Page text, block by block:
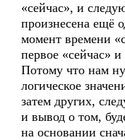
«сейчас», и
произнесена ещё
момент времени
первое «сейчас»
Потому что нам
логическое
затем других,
и вывод о том,
на основании